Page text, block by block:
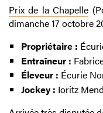
Prix de la Chapelle
dimanche 17 octobre
Propriétaire :
Entraîneur :
Éleveur : Écurie
Jockey : Ioritz